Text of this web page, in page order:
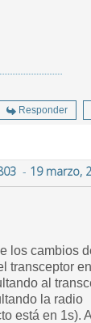
Responder
- 19 marzo,
los cambios
transceptor en
al
la radio
está en 1s). Al